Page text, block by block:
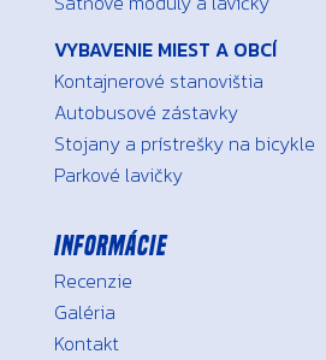
VYBAVENIE MIEST A OBCÍ
Kontajnerové stanovištia
Autobusové zástavky
Stojany a prístrešky na bicykle
Parkové lavičky
Informácie
Recenzie
Galéria
Kontakt